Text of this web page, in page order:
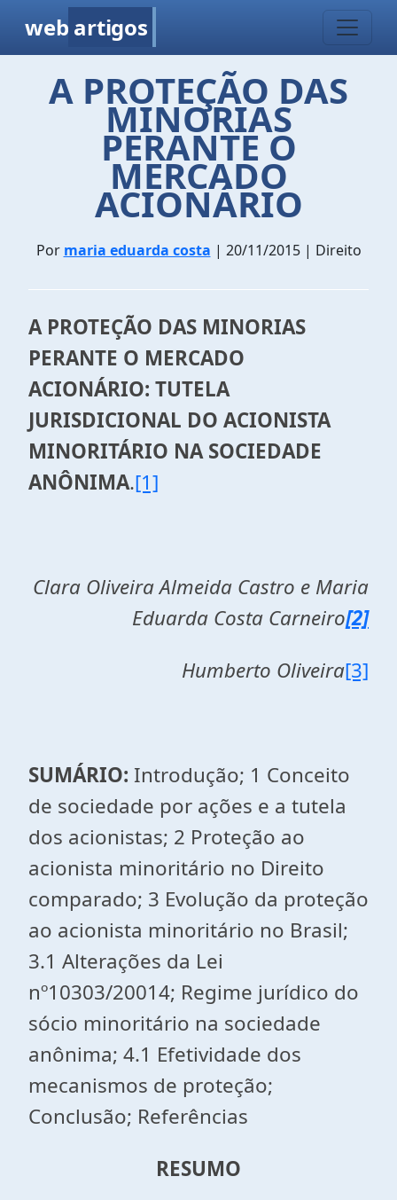
web artigos
A PROTEÇÃO DAS
MINORIAS
PERANTE O
MERCADO
ACIONÁRIO
Por maria eduarda costa | 20/11/2015 | Direito
A PROTEÇÃO DAS MINORIAS
PERANTE O MERCADO
ACIONÁRIO: TUTELA
JURISDICIONAL DO ACIONISTA
MINORITÁRIO NA SOCIEDADE
ANÔNIMA.[1]
Clara Oliveira Almeida Castro e Maria
Eduarda Costa Carneiro[2]
Humberto Oliveira[3]
SUMÁRIO: Introdução; 1 Conceito
de sociedade por ações e a tutela
dos acionistas; 2 Proteção ao
acionista minoritário no Direito
comparado; 3 Evolução da proteção
ao acionista minoritário no Brasil;
3.1 Alterações da Lei
nº10303/20014; Regime jurídico do
sócio minoritário na sociedade
anônima; 4.1 Efetividade dos
mecanismos de proteção;
Conclusão; Referências
RESUMO